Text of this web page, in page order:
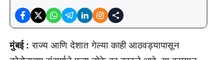
मुंबई : राज्य आणि देशात गेल्या काही आठवड्यापासून